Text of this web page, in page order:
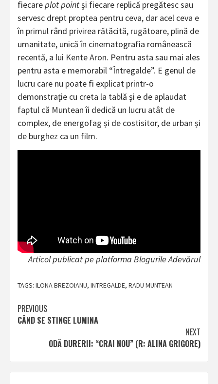
fiecareplot pointși fiecare replică pregătesc sau
servesc drept proptea pentru ceva, dar acel ceva e
în primul rând privirea rătăcită, rugătoare, plină de
umanitate, unică în cinematografia românească
recentă, a lui Kente Aron. Pentru asta sau mai ales
pentru asta e memorabil “Întregalde”. E genul de
lucru care nu poate fi explicat printr-o
demonstrație cu creta la tablă și e de aplaudat
faptul că Muntean îi dedică un lucru atât de
complex, de energofag și de costisitor, de urban și
de burghez ca un film.
Articol publicat pe platforma Blogurile Adevărul
TAGS: ILONA BREZOIANU, INTREGALDE, RADU MUNTEAN
Post
navigation
PREVIOUS
CÂND SE STINGE LUMINA
NEXT
ODĂ DURERII: “CRAI NOU” (R: ALINA GRIGORE)